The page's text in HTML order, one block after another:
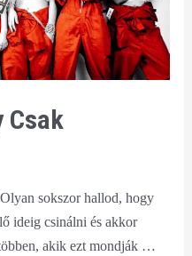
Csak
sokszor hallod, hogy
ideig csinálni és akkor
akik ezt mondják …